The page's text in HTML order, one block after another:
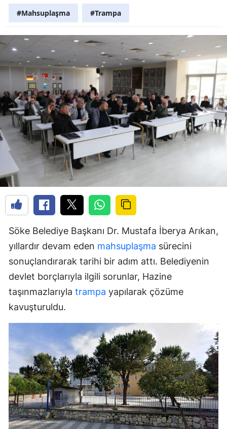
#Mahsuplaşma #Trampa
Söke Belediye Başkanı Dr. Mustafa İberya Arıkan,
yıllardır devam eden mahsuplaşma sürecini
sonuçlandırarak tarihi bir adım attı. Belediyenin
devlet borçlarıyla ilgili sorunlar, Hazine
taşınmazlarıyla trampa yapılarak çözüme
kavuşturuldu.